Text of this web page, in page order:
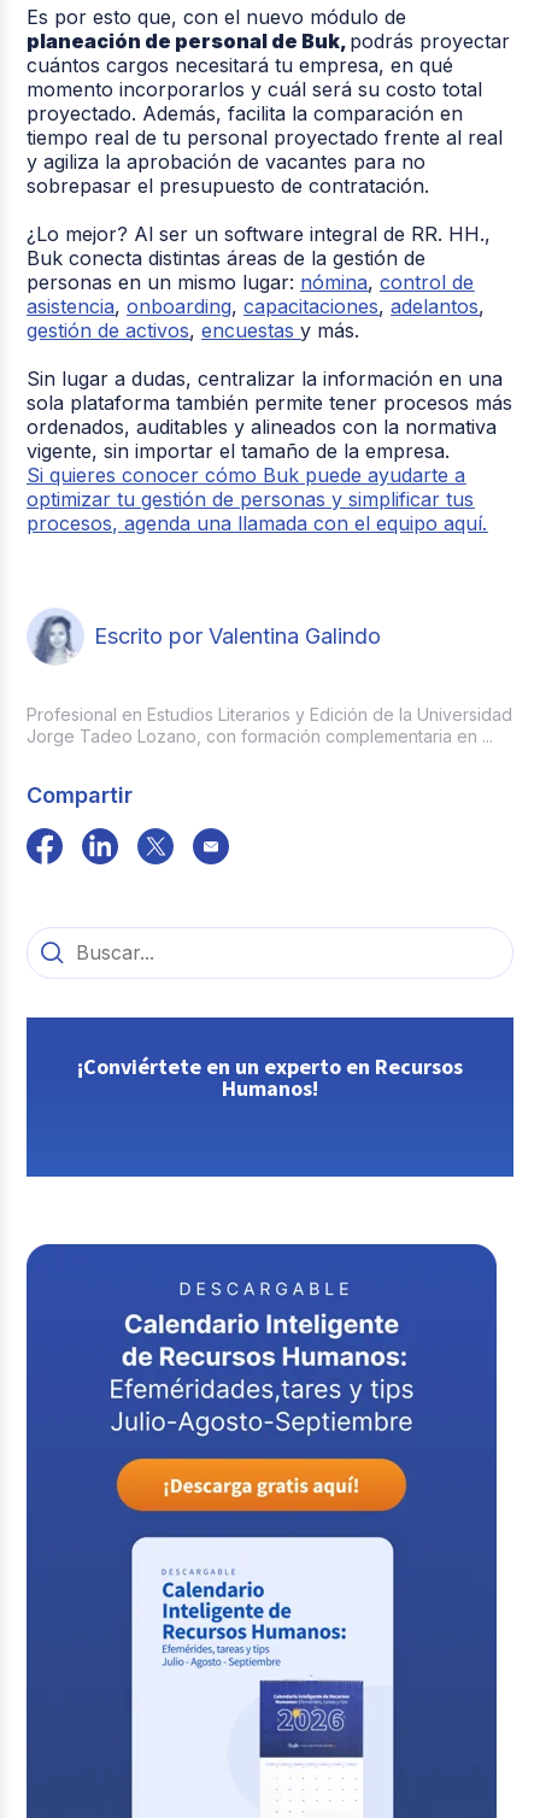
Es por esto que, con el nuevo módulo de
planeación de personal de Buk, podrás proyectar
cuántos cargos necesitará tu empresa, en qué
momento incorporarlos y cuál será su costo total
proyectado. Además, facilita la comparación en
tiempo real de tu personal proyectado frente al real
y agiliza la aprobación de vacantes para no
sobrepasar el presupuesto de contratación.
¿Lo mejor? Al ser un software integral de RR. HH.,
Buk conecta distintas áreas de la gestión de
personas en un mismo lugar: nómina,control de
asistencia,onboarding,capacitaciones,adelantos,
gestión de activos,encuestasy más.
Sin lugar a dudas, centralizar la información en una
sola plataforma también permite tener procesos más
ordenados, auditables y alineados con la normativa
vigente, sin importar el tamaño de la empresa.
Si quieres conocer cómo Buk puede ayudarte a
optimizar tu gestión de personas y simplificar tus
procesos, agenda una llamada con el equipo aquí.
Escrito por Valentina Galindo
Profesional en Estudios Literarios y Edición de la Universidad
Jorge Tadeo Lozano, con formación complementaria en ...
Compartir
¡Conviértete en un experto en Recursos
Humanos!